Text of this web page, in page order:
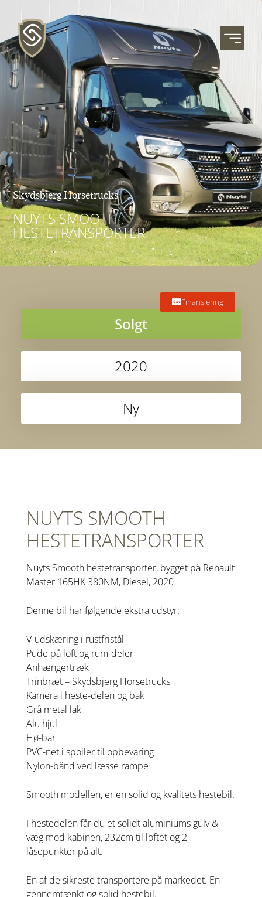
Skydsbjerg Horsetrucks
NUYTS SMOOTH
HESTETRANSPORTER
Finansiering
Solgt
2020
Ny
NUYTS SMOOTH
HESTETRANSPORTER
Nuyts Smooth hestetransporter, bygget på Renault
Master 165HK 380NM, Diesel, 2020
Denne bil har følgende ekstra udstyr:
V-udskæring i rustfristål
Pude på loft og rum-deler
Anhængertræk
Trinbræt – Skydsbjerg Horsetrucks
Kamera i heste-delen og bak
Grå metal lak
Alu hjul
Hø-bar
PVC-net i spoiler til opbevaring
Nylon-bånd ved læsse rampe
Smooth modellen, er en solid og kvalitets hestebil.
I hestedelen får du et solidt aluminiums gulv &
væg mod kabinen, 232cm til loftet og 2
låsepunkter på alt.
En af de sikreste transportere på markedet. En
gennemtænkt og solid hestebil.